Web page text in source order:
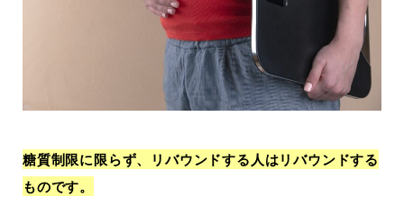
糖質制限に限らず、リバウンドする人はリバウンドする
ものです。